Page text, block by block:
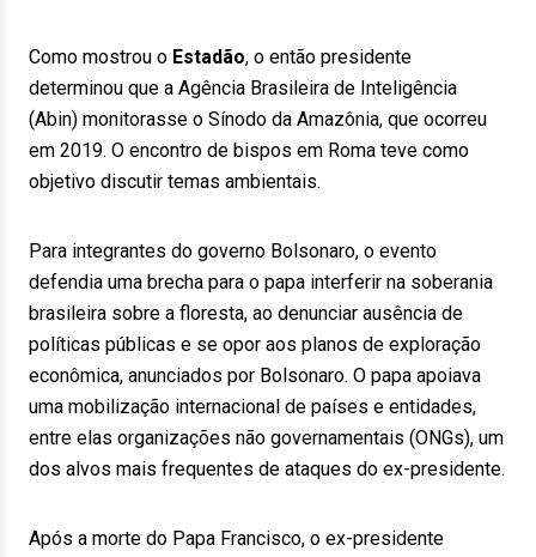
Como mostrou o Estadão, o então presidente
determinou que a Agência Brasileira de Inteligência
(Abin) monitorasse o Sínodo da Amazônia, que ocorreu
em 2019. O encontro de bispos em Roma teve como
objetivo discutir temas ambientais.
Para integrantes do governo Bolsonaro, o evento
defendia uma brecha para o papa interferir na soberania
brasileira sobre a floresta, ao denunciar ausência de
políticas públicas e se opor aos planos de exploração
econômica, anunciados por Bolsonaro. O papa apoiava
uma mobilização internacional de países e entidades,
entre elas organizações não governamentais (ONGs), um
dos alvos mais frequentes de ataques do ex-presidente.
Após a morte do Papa Francisco, o ex-presidente